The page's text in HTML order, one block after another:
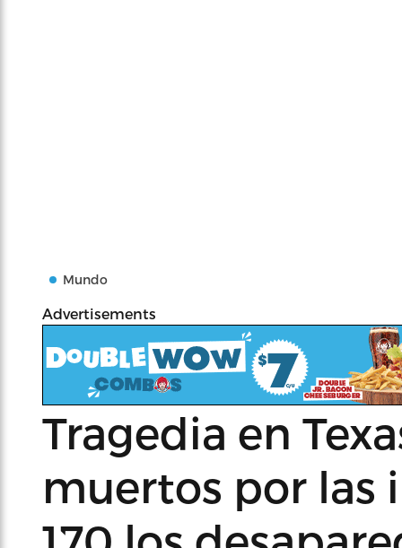
Mundo
Advertisements
Tragedia en
muertos por las